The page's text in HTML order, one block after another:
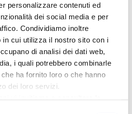
personalizzare contenuti ed
dei social media e per
Condividiamo inoltre
in cui utilizza il nostro sito con i
di analisi dei dati web,
i quali potrebbero combinarle
ha fornito loro o che hanno
dei loro servizi.
le clienti e i clienti di
che potranno contare su ancor
specifiche, maggiori
nonché sull’ampliamento di
proprietari. Eppure, c’è
«I nostri clienti, sia di
Gehring Communications SA,